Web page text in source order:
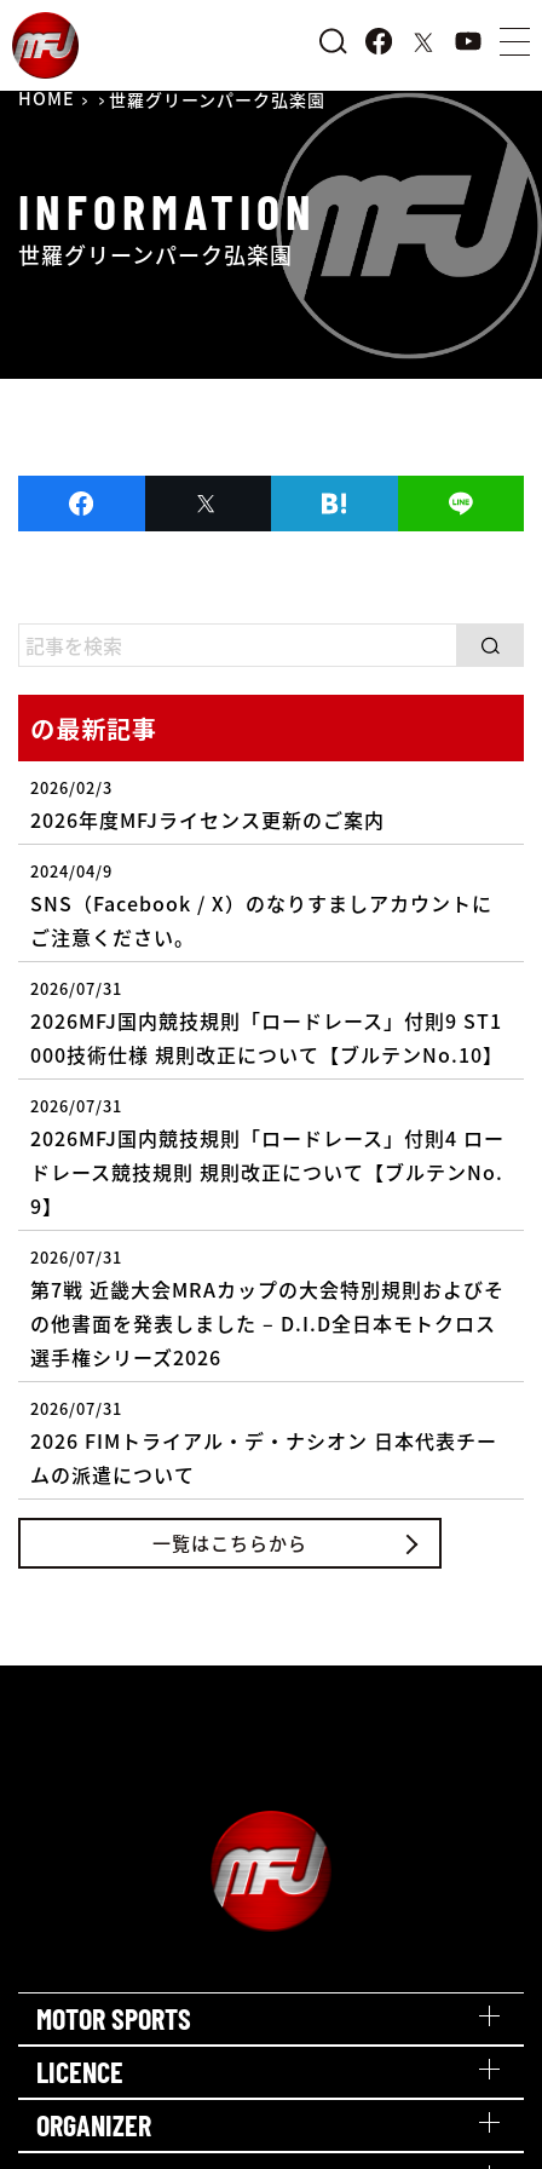
HOME 世羅グリーンパーク弘楽園
INFORMATION
世羅グリーンパーク弘楽園
の最新記事
2026/02/3
2026年度MFJライセンス更新のご案内
2024/04/9
SNS（Facebook / X）のなりすましアカウントに
ご注意ください。
2026/07/31
2026MFJ国内競技規則「ロードレース」付則9 ST1
000技術仕様 規則改正について【ブルテンNo.10】
2026/07/31
2026MFJ国内競技規則「ロードレース」付則4 ロー
ドレース競技規則 規則改正について【ブルテンNo.
9】
2026/07/31
第7戦 近畿大会MRAカップの大会特別規則およびそ
の他書面を発表しました – D.I.D全日本モトクロス
選手権シリーズ2026
2026/07/31
2026 FIMトライアル・デ・ナシオン 日本代表チー
ムの派遣について
一覧はこちらから
MOTOR SPORTS
LICENCE
ORGANIZER